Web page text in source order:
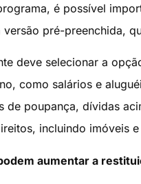
é possível
versão pré-preenchida,
deve selecionar a
como salários e
de poupança, dívidas
incluindo imóveis
aumentar a